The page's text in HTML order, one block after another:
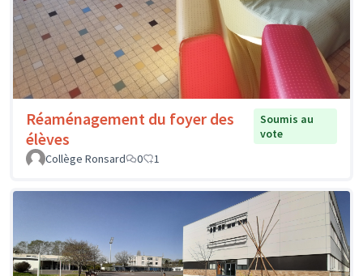
Réaménagement du foyer des
élèves
Soumis au
vote
Collège Ronsard
0 1